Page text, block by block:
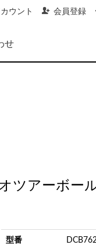
ウント 会員登録
せ
ツアーボー
型番